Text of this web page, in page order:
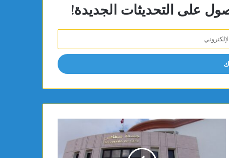
على التحديثات الجديدة!